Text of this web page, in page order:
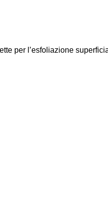
per l’esfoliazione